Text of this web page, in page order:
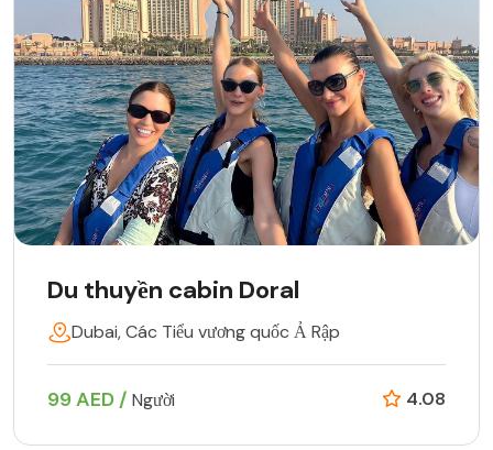
Du thuyền cabin Doral
Dubai, Các Tiểu vương quốc Ả Rập
99 AED / Người 4.08